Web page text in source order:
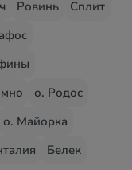
Ровинь
Сплит
о. Родос
о. Майорка
Белек